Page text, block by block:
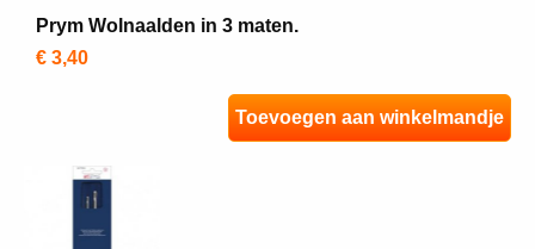
Prym Wolnaalden in 3 maten.
€ 3,40
Toevoegen aan winkelmandje